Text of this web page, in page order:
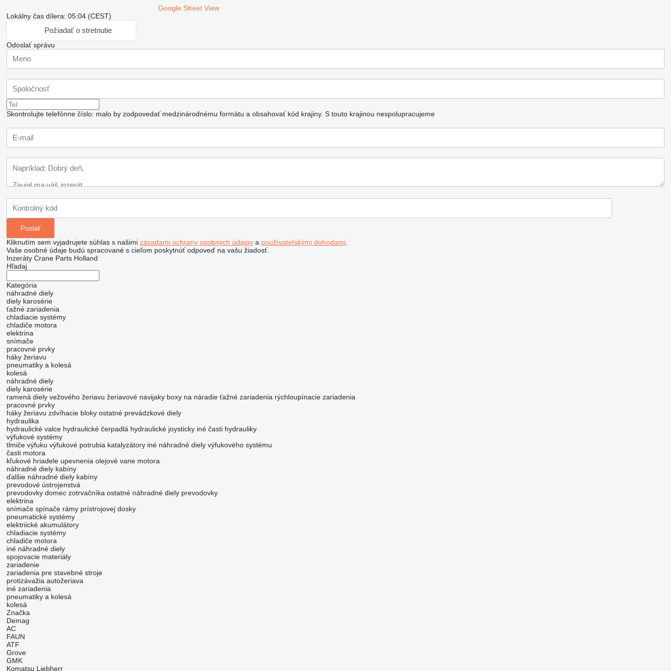
Google Street View
Lokálny čas dílera: 05:04 (CEST)
Požiadať o stretnutie
Odoslať správu
Skontrolujte telefónne číslo: malo by zodpovedať medzinárodnému formátu a obsahovať kód krajiny. S touto krajinou nespolupracujeme
Kliknutím sem vyjadrujete súhlas s našimi zásadami ochrany osobných údajova používateľskými dohodami.
Vaše osobné údaje budú spracované s cieľom poskytnúť odpoveď na vašu žiadosť.
Inzeráty Crane Parts Holland
Hľadaj
Kategória
náhradné diely
diely karosérie
ťažné zariadenia
chladiacie systémy
chladiče motora
elektrina
snímače
pracovné prvky
háky žeriavu
pneumatiky a kolesá
kolesá
náhradné diely
diely karosérie
ramená diely vežového žeriavu žeriavové navijaky boxy na náradie ťažné zariadenia rýchloupínacie zariadenia
pracovné prvky
háky žeriavu zdvíhacie bloky ostatné prevádzkové diely
hydraulika
hydraulické valce hydraulické čerpadlá hydraulické joysticky iné časti hydrauliky
výfukové systémy
tlmiče výfuku výfukové potrubia katalyzátory iné náhradné diely výfukového systému
časti motora
kľukové hriadele upevnenia olejové vane motora
náhradné diely kabíny
ďalšie náhradné diely kabíny
prevodové ústrojenstvá
prevodovky domec zotrvačníka ostatné náhradné diely prevodovky
elektrina
snímače spínače rámy prístrojovej dosky
pneumatické systémy
elektriické akumulátory
chladiacie systémy
chladiče motora
iné náhradné diely
spojovacie materiály
zariadenie
zariadenia pre stavebné stroje
protizávažia autožeriava
iné zariadenia
pneumatiky a kolesá
kolesá
Značka
Demag
AC
FAUN
ATF
Grove
GMK
Komatsu Liebherr